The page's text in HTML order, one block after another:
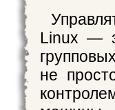
Linux —
не